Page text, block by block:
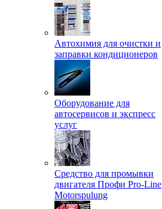
Автохимия для очистки и
заправки кондиционеров
Оборудование для
автосервисов и экспресс
услуг
Средство для промывки
двигателя Профи Pro-Line
Motorspulung